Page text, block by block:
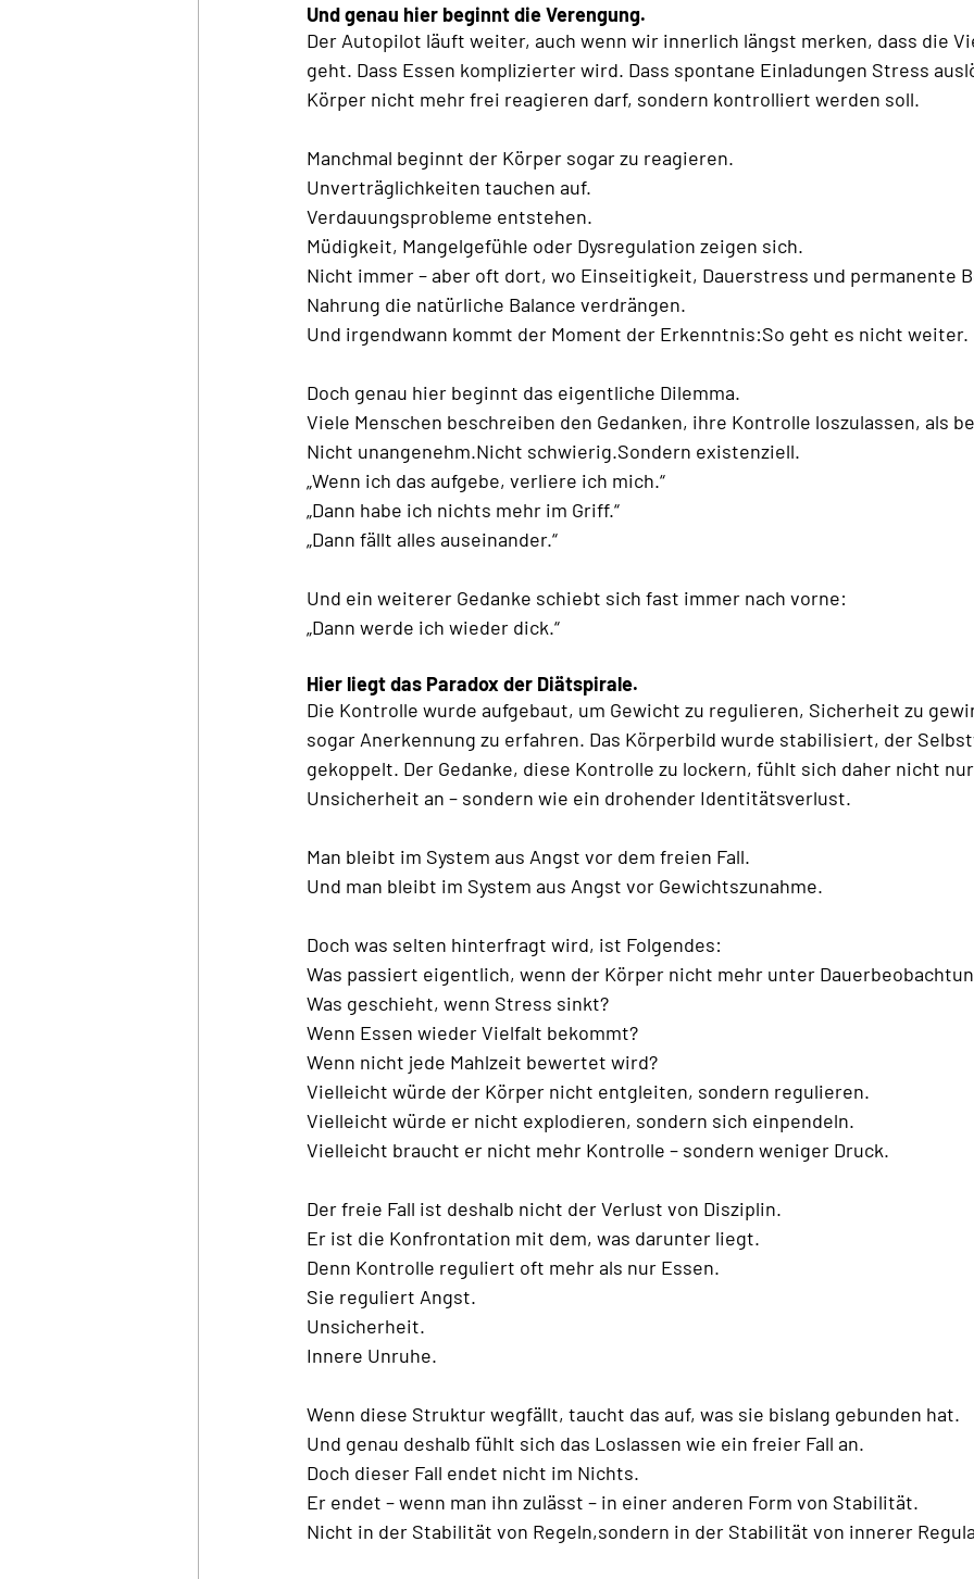
Und genau hier beginnt die Verengung.
Der Autopilot läuft weiter, auch wenn wir innerlich längst merken, dass die
geht. Dass Essen komplizierter wird. Dass spontane Einladungen Stress
Körper nicht mehr frei reagieren darf, sondern kontrolliert werden soll.
Manchmal beginnt der Körper sogar zu reagieren.
Unverträglichkeiten tauchen auf.
Verdauungsprobleme entstehen.
Müdigkeit, Mangelgefühle oder Dysregulation zeigen sich.
Nicht immer – aber oft dort, wo Einseitigkeit, Dauerstress und permanente
Nahrung die natürliche Balance verdrängen.
Und irgendwann kommt der Moment der Erkenntnis:So geht es nicht weiter.
Doch genau hier beginnt das eigentliche Dilemma.
Viele Menschen beschreiben den Gedanken, ihre Kontrolle loszulassen, als
Nicht unangenehm.Nicht schwierig.Sondern existenziell.
„Wenn ich das aufgebe, verliere ich mich.“
„Dann habe ich nichts mehr im Griff.“
„Dann fällt alles auseinander.“
Und ein weiterer Gedanke schiebt sich fast immer nach vorne:
„Dann werde ich wieder dick.“
Hier liegt das Paradox der Diätspirale.
Die Kontrolle wurde aufgebaut, um Gewicht zu regulieren, Sicherheit zu
sogar Anerkennung zu erfahren. Das Körperbild wurde stabilisiert, der
gekoppelt. Der Gedanke, diese Kontrolle zu lockern, fühlt sich daher nicht
Unsicherheit an – sondern wie ein drohender Identitätsverlust.
Man bleibt im System aus Angst vor dem freien Fall.
Und man bleibt im System aus Angst vor Gewichtszunahme.
Doch was selten hinterfragt wird, ist Folgendes:
Was passiert eigentlich, wenn der Körper nicht mehr unter
Was geschieht, wenn Stress sinkt?
Wenn Essen wieder Vielfalt bekommt?
Wenn nicht jede Mahlzeit bewertet wird?
Vielleicht würde der Körper nicht entgleiten, sondern regulieren.
Vielleicht würde er nicht explodieren, sondern sich einpendeln.
Vielleicht braucht er nicht mehr Kontrolle – sondern weniger Druck.
Der freie Fall ist deshalb nicht der Verlust von Disziplin.
Er ist die Konfrontation mit dem, was darunter liegt.
Denn Kontrolle reguliert oft mehr als nur Essen.
Sie reguliert Angst.
Unsicherheit.
Innere Unruhe.
Wenn diese Struktur wegfällt, taucht das auf, was sie bislang gebunden hat.
Und genau deshalb fühlt sich das Loslassen wie ein freier Fall an.
Doch dieser Fall endet nicht im Nichts.
Er endet – wenn man ihn zulässt – in einer anderen Form von Stabilität.
Nicht in der Stabilität von Regeln,sondern in der Stabilität von innerer